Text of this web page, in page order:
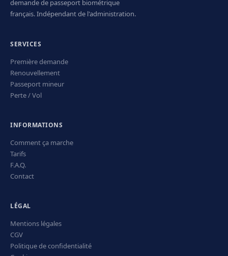
demande de passeport biométrique
français. Indépendant de l'administration.
SERVICES
Première demande
Renouvellement
Passeport mineur
Perte / Vol
INFORMATIONS
Comment ça marche
Tarifs
F.A.Q.
Contact
LÉGAL
Mentions légales
CGV
Politique de confidentialité